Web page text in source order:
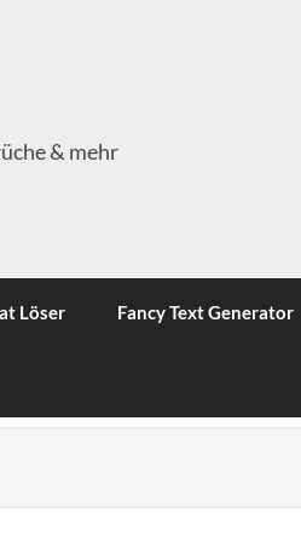
& mehr
Löser Fancy Text Generator